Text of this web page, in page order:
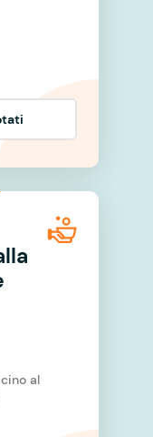
al